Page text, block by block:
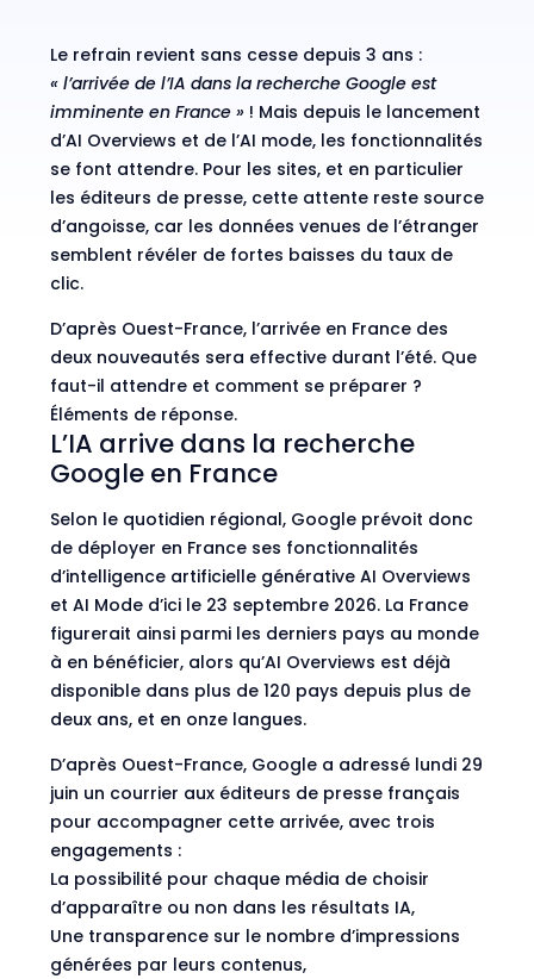
Le refrain revient sans cesse depuis 3 ans :
« l’arrivée de l’IA dans la recherche Google est
imminente en France » ! Mais depuis le lancement
d’AI Overviews et de l’AI mode, les fonctionnalités
se font attendre. Pour les sites, et en particulier
les éditeurs de presse, cette attente reste source
d’angoisse, car les données venues de l’étranger
semblent révéler de fortes baisses du taux de
clic.
D’après Ouest-France, l’arrivée en France des
deux nouveautés sera effective durant l’été. Que
faut-il attendre et comment se préparer ?
Éléments de réponse.
L’IA arrive dans la recherche
Google en France
Selon le quotidien régional, Google prévoit donc
de déployer en France ses fonctionnalités
d’intelligence artificielle générative AI Overviews
et AI Mode d’ici le 23 septembre 2026. La France
figurerait ainsi parmi les derniers pays au monde
à en bénéficier, alors qu’AI Overviews est déjà
disponible dans plus de 120 pays depuis plus de
deux ans, et en onze langues.
D’après Ouest-France, Google a adressé lundi 29
juin un courrier aux éditeurs de presse français
pour accompagner cette arrivée, avec trois
engagements :
La possibilité pour chaque média de choisir
d’apparaître ou non dans les résultats IA,
Une transparence sur le nombre d’impressions
générées par leurs contenus,